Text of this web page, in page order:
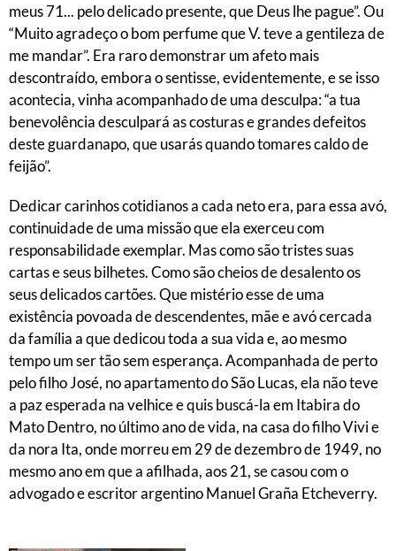
meus 71... pelo delicado presente, que Deus lhe pague”. Ou
“Muito agradeço o bom perfume que V. teve a gentileza de
me mandar”. Era raro demonstrar um afeto mais
descontraído, embora o sentisse, evidentemente, e se isso
acontecia, vinha acompanhado de uma desculpa: “a tua
benevolência desculpará as costuras e grandes defeitos
deste guardanapo, que usarás quando tomares caldo de
feijão”.
Dedicar carinhos cotidianos a cada neto era, para essa avó,
continuidade de uma missão que ela exerceu com
responsabilidade exemplar. Mas como são tristes suas
cartas e seus bilhetes. Como são cheios de desalento os
seus delicados cartões. Que mistério esse de uma
existência povoada de descendentes, mãe e avó cercada
da família a que dedicou toda a sua vida e, ao mesmo
tempo um ser tão sem esperança. Acompanhada de perto
pelo filho José, no apartamento do São Lucas, ela não teve
a paz esperada na velhice e quis buscá-la em Itabira do
Mato Dentro, no último ano de vida, na casa do filho Vivi e
da nora Ita, onde morreu em 29 de dezembro de 1949, no
mesmo ano em que a afilhada, aos 21, se casou com o
advogado e escritor argentino Manuel Graña Etcheverry.